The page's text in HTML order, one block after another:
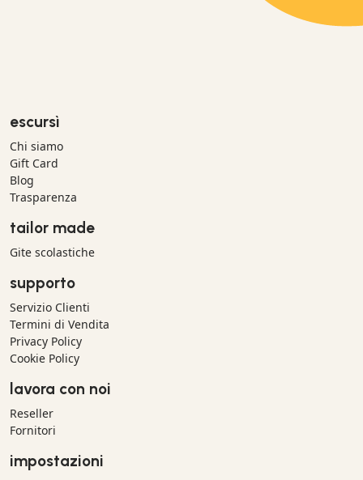
escursì
Chi siamo
Gift Card
Blog
Trasparenza
tailor made
Gite scolastiche
supporto
Servizio Clienti
Termini di Vendita
Privacy Policy
Cookie Policy
lavora con noi
Reseller
Fornitori
impostazioni